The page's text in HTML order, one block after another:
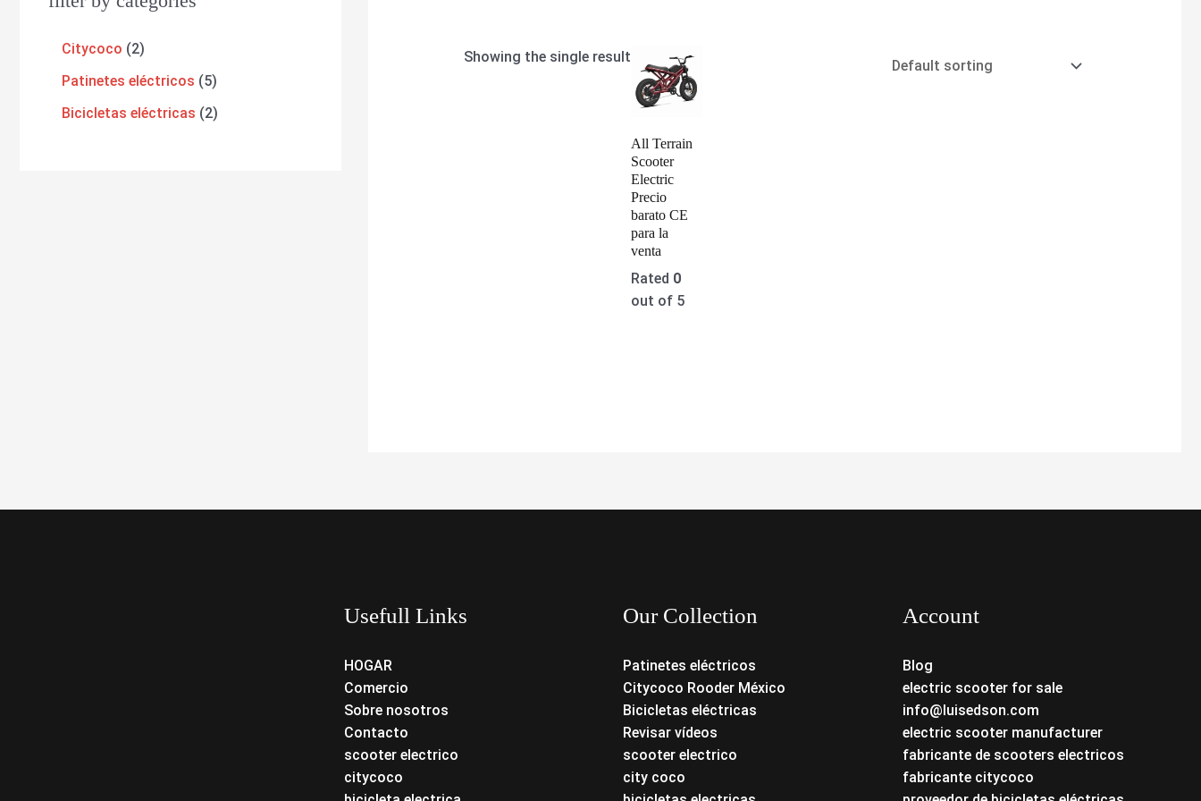
Citycoco 2
Patinetes eléctricos 5
Bicicletas eléctricas 2
Showing the single result
All Terrain
Scooter
Electric
Precio
barato CE
para la
venta
Rated 0
out of 5
Usefull Links
HOGAR
Comercio
Sobre nosotros
Contacto
scooter electrico
citycoco
Our Collection
Patinetes eléctricos
Citycoco Rooder México
Bicicletas eléctricas
Revisar vídeos
scooter electrico
city coco
Account
Blog
electric scooter for sale
info@luisedson.com
electric scooter manufacturer
fabricante de scooters electricos
fabricante citycoco